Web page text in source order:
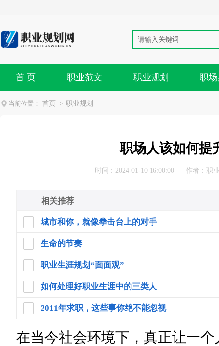
首 页 职业范文 职业规划 职
当前位置： 首页 > 职业规划
职场人该如何提
时间：2024-01-10 16:00:00 作者： 职
城市和你，就像拳击台上的对手
生命的节奏
职业生涯规划“面面观”
如何处理好职业生涯中的三类人
2011年求职，这些事你绝不能忽视
相关推荐
在当今社会环境下，真正让一